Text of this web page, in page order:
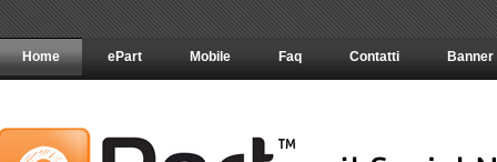
Home ePart Mobile Faq Contatti Banner